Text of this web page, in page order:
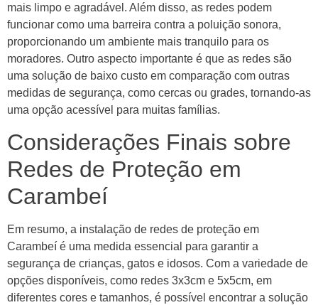
mais limpo e agradável. Além disso, as redes podem
funcionar como uma barreira contra a poluição sonora,
proporcionando um ambiente mais tranquilo para os
moradores. Outro aspecto importante é que as redes são
uma solução de baixo custo em comparação com outras
medidas de segurança, como cercas ou grades, tornando-as
uma opção acessível para muitas famílias.
Considerações Finais sobre
Redes de Proteção em
Carambeí
Em resumo, a instalação de redes de proteção em
Carambeí é uma medida essencial para garantir a
segurança de crianças, gatos e idosos. Com a variedade de
opções disponíveis, como redes 3x3cm e 5x5cm, em
diferentes cores e tamanhos, é possível encontrar a solução